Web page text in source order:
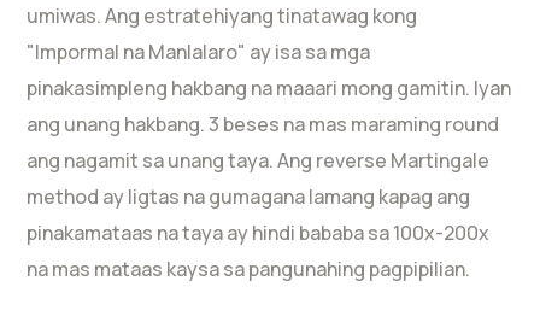
umiwas. Ang estratehiyang tinatawag kong
"Impormal na Manlalaro" ay isa sa mga
pinakasimpleng hakbang na maaari mong gamitin. Iyan
ang unang hakbang. 3 beses na mas maraming round
ang nagamit sa unang taya. Ang reverse Martingale
method ay ligtas na gumagana lamang kapag ang
pinakamataas na taya ay hindi bababa sa 100x-200x
na mas mataas kaysa sa pangunahing pagpipilian.